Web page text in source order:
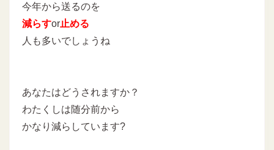
今年から送るのを
減らすor止める
人も多いでしょうね
あなたはどうされますか？
わたくしは随分前から
かなり減らしています?